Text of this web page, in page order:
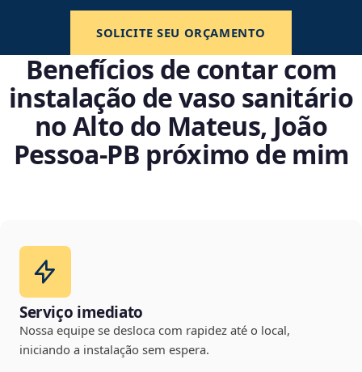
SOLICITE SEU ORÇAMENTO
Benefícios de contar com
instalação de vaso sanitário
no Alto do Mateus, João
Pessoa‑PB próximo de mim
Serviço imediato
Nossa equipe se desloca com rapidez até o local,
iniciando a instalação sem espera.